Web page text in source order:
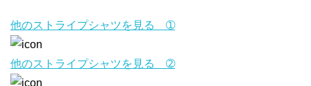
他のストライプシャツを見る ➀
他のストライプシャツを見る ➁